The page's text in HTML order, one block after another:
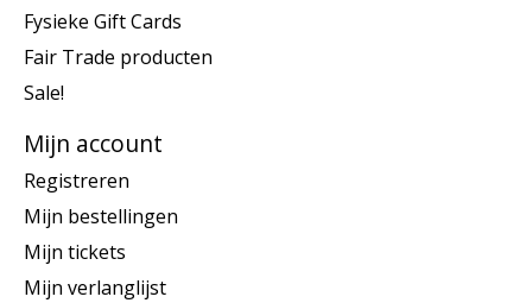
Fysieke Gift Cards
Fair Trade producten
Sale!
Mijn account
Registreren
Mijn bestellingen
Mijn tickets
Mijn verlanglijst